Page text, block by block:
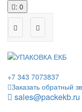
: 0
+7 343 7073837
Заказать обратный
sales@packekb.ru